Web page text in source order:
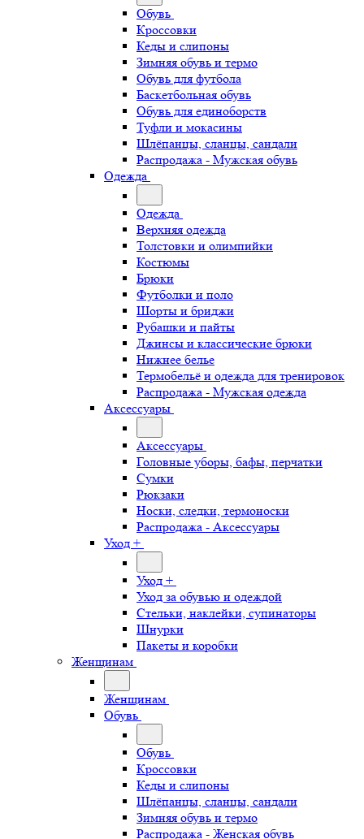
Обувь
Кроссовки
Кеды и слипоны
Зимняя обувь и термо
Обувь для футбола
Баскетбольная обувь
Обувь для единоборств
Туфли и мокасины
Шлёпанцы, сланцы, сандали
Распродажа - Мужская обувь
Одежда
Одежда
Верхняя одежда
Толстовки и олимпийки
Костюмы
Брюки
Футболки и поло
Шорты и бриджи
Рубашки и пайты
Джинсы и классические брюки
Нижнее белье
Термобельё и одежда для тренировок
Распродажа - Мужская одежда
Аксессуары
Аксессуары
Головные уборы, бафы, перчатки
Сумки
Рюкзаки
Носки, следки, термоноски
Распродажа - Аксессуары
Уход +
Уход +
Уход за обувью и одеждой
Стельки, наклейки, супинаторы
Шнурки
Пакеты и коробки
Женщинам
Женщинам
Обувь
Обувь
Кроссовки
Кеды и слипоны
Шлёпанцы, сланцы, сандали
Зимняя обувь и термо
Распродажа - Женская обувь